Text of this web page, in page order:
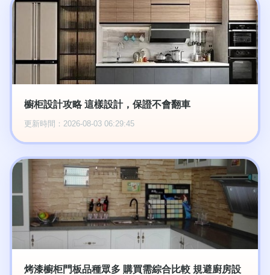
櫥柜設計攻略 這樣設計，保證不會翻車
更新時間：2026-08-03 06:29:45
烤漆櫥柜門板品種眾多 購買需綜合比較 規避廚房設